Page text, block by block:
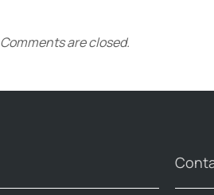
Comments are closed.